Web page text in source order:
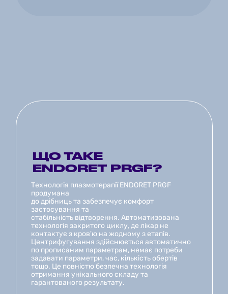
ЩО ТАКЕ
ENDORET PRGF?
Технологія плазмотерапії ENDORET PRGF
продумана
до дрібниць та забезпечує комфорт
застосування та
стабільність відтворення. Автоматизована
технологія закритого циклу, де лікар не
контактує з кров'ю на жодному з етапів.
Центрифугування здійснюється автоматично
по прописаним параметрам, немає потреби
задавати параметри, час, кількість обертів
тощо. Це повністю безпечна технологія
отримання унікального складу та
гарантованого результату.